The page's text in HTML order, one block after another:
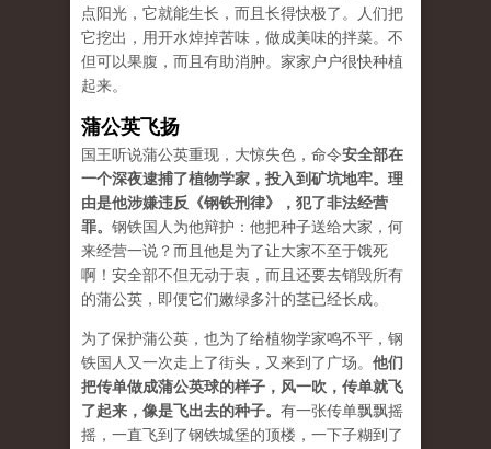
点阳光，它就能生长，而且长得快极了。人们把
它挖出，用开水焯掉苦味，做成美味的拌菜。不
但可以果腹，而且有助消肿。家家户户很快种植
起来。
蒲公英飞扬
国王听说蒲公英重现，大惊失色，命令安全部在
一个深夜逮捕了植物学家，投入到矿坑地牢。理
由是他涉嫌违反《钢铁刑律》，犯了非法经营
罪。 钢铁国人为他辩护：他把种子送给大家，何
来经营一说？而且他是为了让大家不至于饿死
啊！安全部不但无动于衷，而且还要去销毁所有
的蒲公英，即便它们嫩绿多汁的茎已经长成。
为了保护蒲公英，也为了给植物学家鸣不平，钢
铁国人又一次走上了街头，又来到了广场。 他们
把传单做成蒲公英球的样子，风一吹，传单就飞
了起来，像是飞出去的种子。 有一张传单飘飘摇
摇，一直飞到了钢铁城堡的顶楼，一下子糊到了